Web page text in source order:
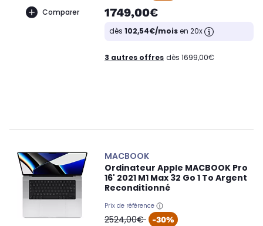
Comparer 1749,00€
dès 102,54€/moisen 20x
3 autres offres dès 1699,00€
MACBOOK
Ordinateur Apple MACBOOK Pro
16' 2021 M1 Max 32 Go 1 To Argent
Reconditionné
Prix de référence
oldPrice
2524,00€ -30%